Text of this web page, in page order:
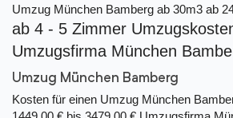
Umzug München Bamberg ab 30m3 ab
ab 4 - 5 Zimmer
Umzugsfirma München
Umzug München Bamberg
Kosten für einen Umzug München